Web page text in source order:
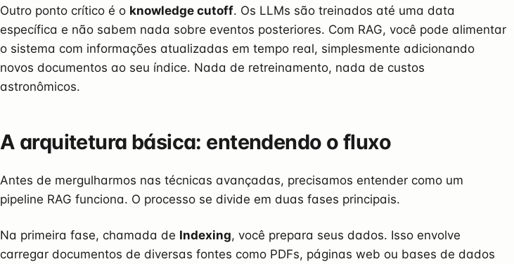
Outro ponto crítico é o knowledge cutoff. Os LLMs são treinados até uma data
específica e não sabem nada sobre eventos posteriores. Com RAG, você pode alimentar
o sistema com informações atualizadas em tempo real, simplesmente adicionando
novos documentos ao seu índice. Nada de retreinamento, nada de custos
astronômicos.
A arquitetura básica: entendendo o fluxo
Antes de mergulharmos nas técnicas avançadas, precisamos entender como um
pipeline RAG funciona. O processo se divide em duas fases principais.
Na primeira fase, chamada de Indexing, você prepara seus dados. Isso envolve
carregar documentos de diversas fontes como PDFs, páginas web ou bases de dados